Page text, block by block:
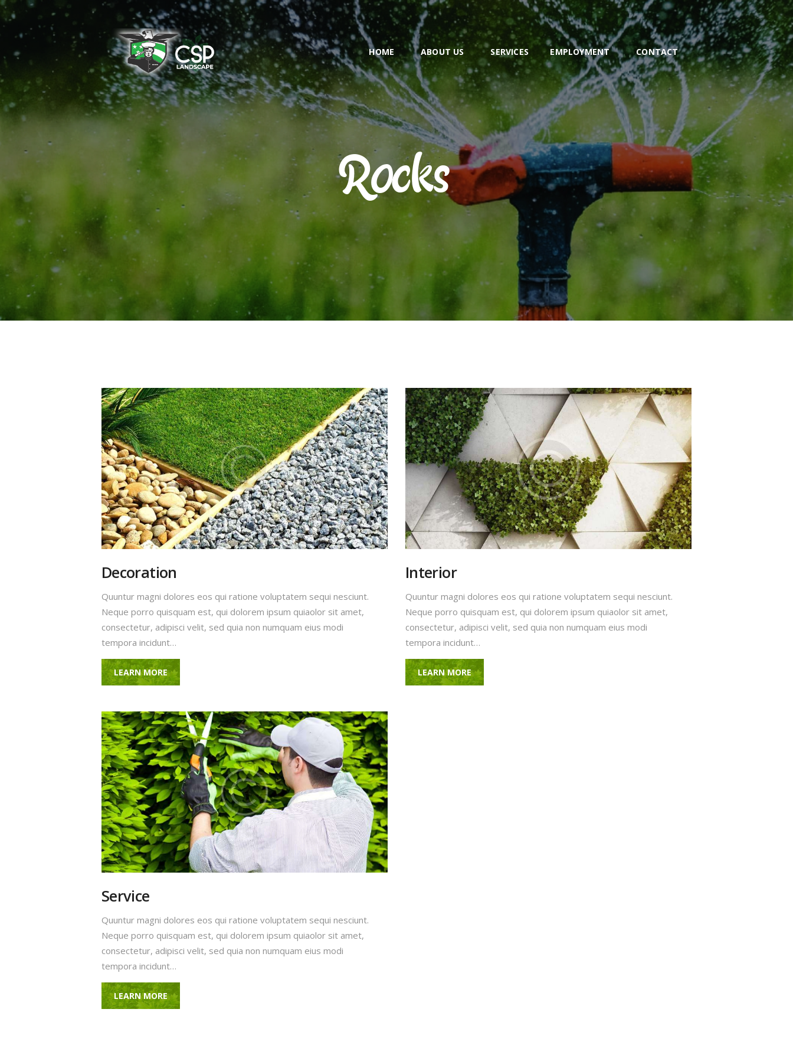
HOME ABOUT US SERVICES EMPLOYMENT CONTACT
Rocks
HOME
ABOUT US
SERVICES
EMPLOYMENT
CONTACT
Decoration
Quuntur magni dolores eos qui ratione voluptatem sequi nesciunt.
Neque porro quisquam est, qui dolorem ipsum quiaolor sit amet,
consectetur, adipisci velit, sed quia non numquam eius modi
tempora incidunt…
LEARN MORE
Interior
Quuntur magni dolores eos qui ratione voluptatem sequi nesciunt.
Neque porro quisquam est, qui dolorem ipsum quiaolor sit amet,
consectetur, adipisci velit, sed quia non numquam eius modi
tempora incidunt…
LEARN MORE
Service
Quuntur magni dolores eos qui ratione voluptatem sequi nesciunt.
Neque porro quisquam est, qui dolorem ipsum quiaolor sit amet,
consectetur, adipisci velit, sed quia non numquam eius modi
tempora incidunt…
LEARN MORE